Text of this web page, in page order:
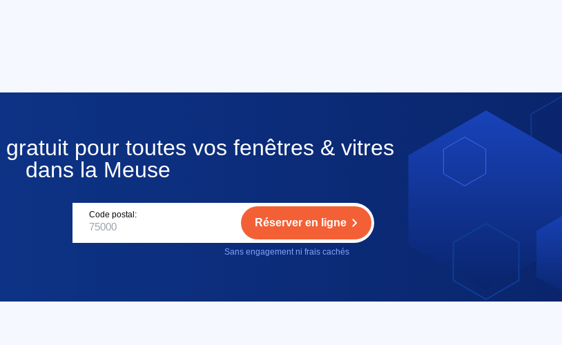
pour toutes vos fenêtres & vitres
dans la Meuse
Code postal:
Réserver en ligne
Sans engagement ni frais cachés